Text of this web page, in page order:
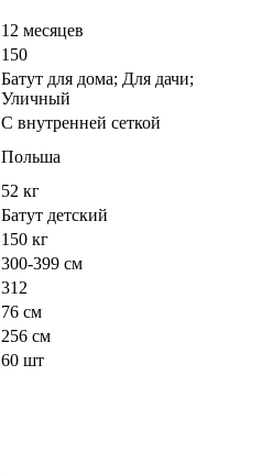
12 месяцев
150
Батут для дома; Для дачи;
Уличный
С внутренней сеткой
Польша
52 кг
Батут детский
150 кг
300-399 см
312
76 см
256 см
60 шт